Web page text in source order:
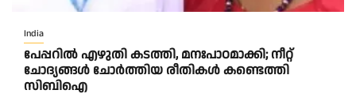
India
പേപ്പറിൽ എഴുതി കടത്തി, മനഃപാഠമാക്കി; നീറ്റ്
ചോദ്യങ്ങൾ ചോർത്തിയ രീതികൾ കണ്ടെത്തി
സിബിഐ